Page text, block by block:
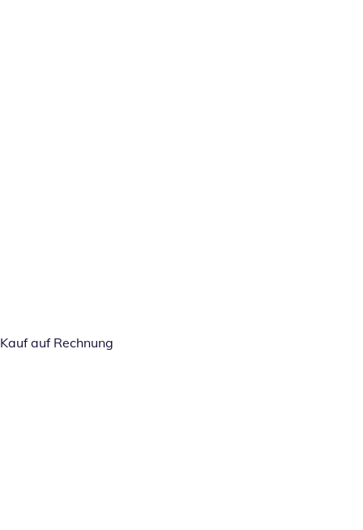
Kauf auf Rechnung